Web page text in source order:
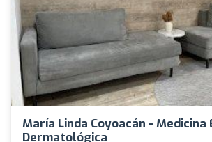
María Linda Coyoacán - Medicina
Dermatológica